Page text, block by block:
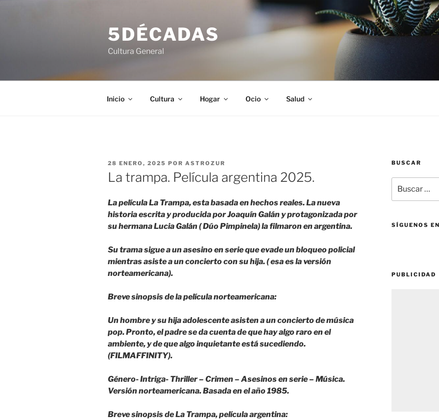
5DÉCADAS
Cultura General
Inicio Cultura Hogar Ocio Salud
PUBLICADO
EL
28 ENERO, 2025 POR ASTROZUR
La trampa. Película argentina 2025.
La película La Trampa, esta basada en hechos reales. La nueva
historia escrita y producida por Joaquín Galán y protagonizada por
su hermana Lucia Galán ( Dúo Pimpinela) la filmaron en argentina.
Su trama sigue a un asesino en serie que evade un bloqueo policial
mientras asiste a un concierto con su hija. ( esa es la versión
norteamericana).
Breve sinopsis de la película norteamericana:
Un hombre y su hija adolescente asisten a un concierto de música
pop. Pronto, el padre se da cuenta de que hay algo raro en el
ambiente, y de que algo inquietante está sucediendo.
(FILMAFFINITY).
Género- Intriga- Thriller – Crimen – Asesinos en serie – Música.
Versión norteamericana. Basada en el año 1985.
Breve sinopsis de La Trampa, película argentina:
BUSCAR
por:
SÍGUENOS
PUBLICIDAD